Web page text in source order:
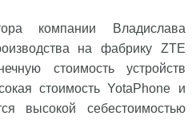
компании Владислава
на фабрику ZTE
стоимость устройств
стоимость YotaPhone и
высокой себестоимостью